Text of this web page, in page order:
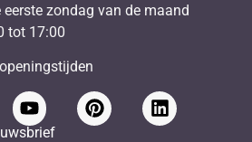
eerste zondag van de maand
tot 17:00